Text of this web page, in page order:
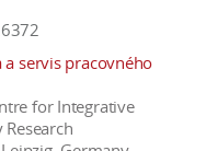
a servis pracovného
for Integrative